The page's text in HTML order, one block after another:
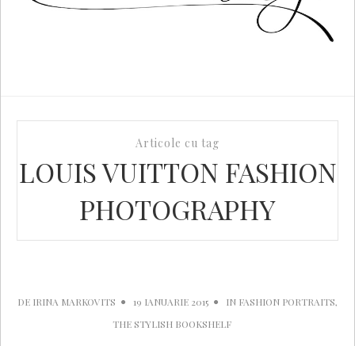
Articole cu tag
LOUIS VUITTON FASHION
PHOTOGRAPHY
DE IRINA MARKOVITS 19 IANUARIE 2015 IN FASHION PORTRAITS,
THE STYLISH BOOKSHELF